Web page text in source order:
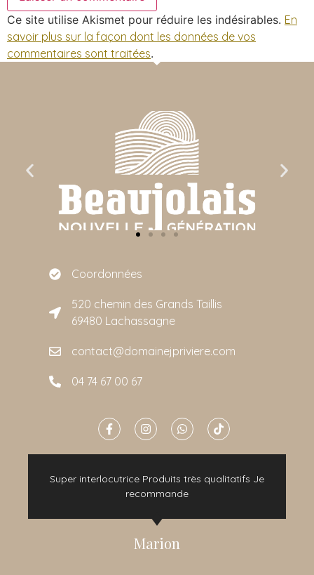
Ce site utilise Akismet pour réduire les indésirables. En
savoir plus sur la façon dont les données de vos
commentaires sont traitées.
Coordonnées
520 chemin des Grands Taillis
69480 Lachassagne
contact@domainejpriviere.com
04 74 67 00 67
Super interlocutrice Produits très qualitatifs Je
recommande
Marion